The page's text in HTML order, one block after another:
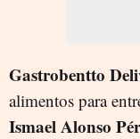
Gastrobentto
alimentos para
Ismael Alonso